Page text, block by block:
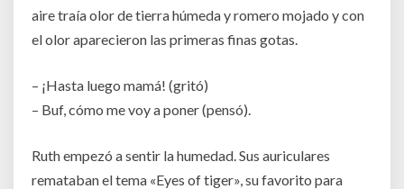
aire traía olor de tierra húmeda y romero mojado y con
el olor aparecieron las primeras finas gotas.
– ¡Hasta luego mamá! (gritó)
– Buf, cómo me voy a poner (pensó).
Ruth empezó a sentir la humedad. Sus auriculares
remataban el tema «Eyes of tiger», su favorito para